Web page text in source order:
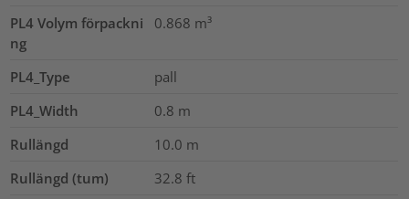
PL4 Volym förpackni
ng
0.868 m³
PL4_Type
pall
PL4_Width
0.8 m
Rullängd
10.0 m
Rullängd (tum)
32.8 ft